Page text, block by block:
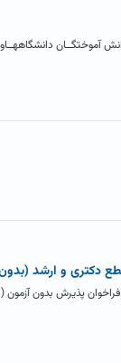
دانش آموختگــان
و ارشد (بدون
پذیرش بدون آزمون